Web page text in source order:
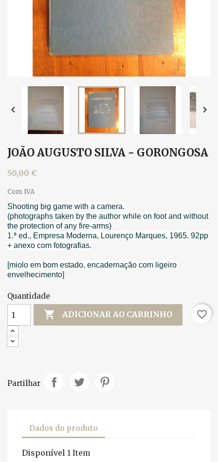
 
JOÃO AUGUSTO SILVA - GORONGOSA
50,00 €
Com IVA
Shooting big game with a camera.
(photographs taken by the author while on foot and without
the protection of any fire-arms)
1.ª ed., Empresa Moderna, Lourenço Marques, 1965. 92pp
+ anexo com fotografias.
[miolo em bom estado, encadernação com ligeiro
envelhecimento]
Quantidade
 ADICIONAR AO CARRINHO favorite_border
Partilhar
Dados do produto
Disponível 1 Item